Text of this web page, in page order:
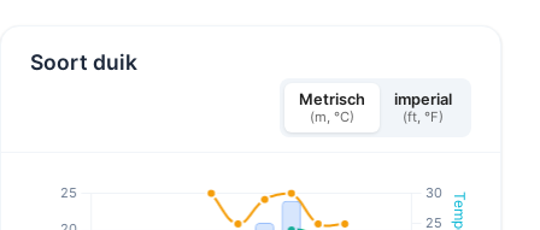
Soort duik
Metrisch
(m, °C)
imperial
(ft, °F)